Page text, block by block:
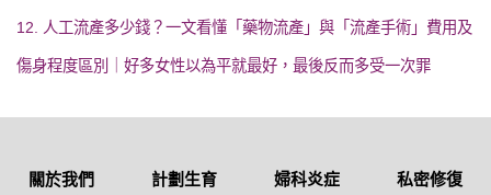
12. 人工流產多少錢？一文看懂「藥物流產」與「流產手術」費用及
傷身程度區別｜好多女性以為平就最好，最後反而多受一次罪
關於我們 計劃生育 婦科炎症 私密修復